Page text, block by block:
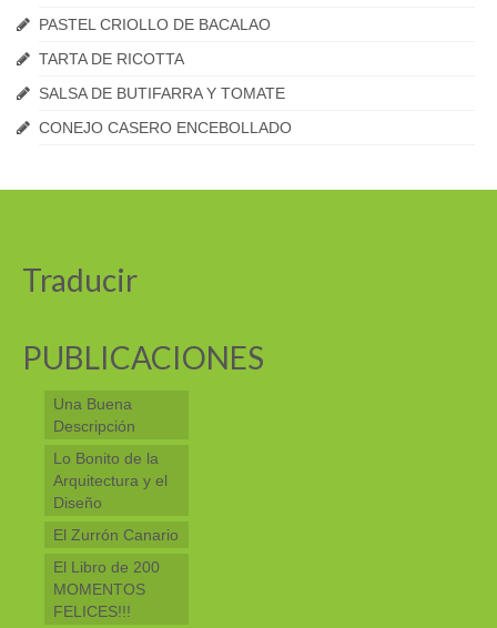
PASTEL CRIOLLO DE BACALAO
TARTA DE RICOTTA
SALSA DE BUTIFARRA Y TOMATE
CONEJO CASERO ENCEBOLLADO
Traducir
PUBLICACIONES
Una Buena
Descripción
Lo Bonito de la
Arquitectura y el
Diseño
El Zurrón Canario
El Libro de 200
MOMENTOS
FELICES!!!